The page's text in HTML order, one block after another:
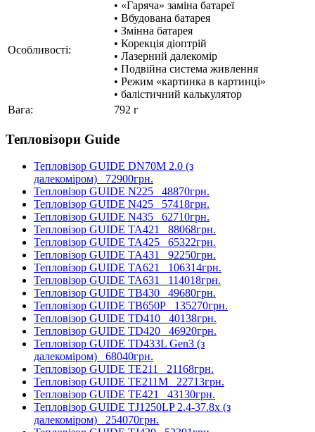
Особливості:
• «Гаряча» заміна батареї
• Вбудована батарея
• Змінна батарея
• Корекція діоптрій
• Лазерний далекомір
• Подвійна система живлення
• Режим «картинка в картинці»
• балістичний калькулятор
Вага:
792 г
Тепловізори Guide
Тепловізор GUIDE DN70M 2.0 (з
далекоміром) 72900грн.
Тепловізор GUIDE N225 48870грн.
Тепловізор GUIDE N425 57418грн.
Тепловізор GUIDE N435 62710грн.
Тепловізор GUIDE TA421 88068грн.
Тепловізор GUIDE TA425 65322грн.
Тепловізор GUIDE TA431 92250грн.
Тепловізор GUIDE TA621 106314грн.
Тепловізор GUIDE TA631 114018грн.
Тепловізор GUIDE TB430 49680грн.
Тепловізор GUIDE TB650P 135270грн.
Тепловізор GUIDE TD410 40138грн.
Тепловізор GUIDE TD420 46920грн.
Тепловізор GUIDE TD433L Gen3 (з
далекоміром) 68040грн.
Тепловізор GUIDE TE211 21168грн.
Тепловізор GUIDE TE211M 22713грн.
Тепловізор GUIDE TE421 43130грн.
Тепловізор GUIDE TJ1250LP 2.4-37.8x (з
далекоміром) 254070грн.